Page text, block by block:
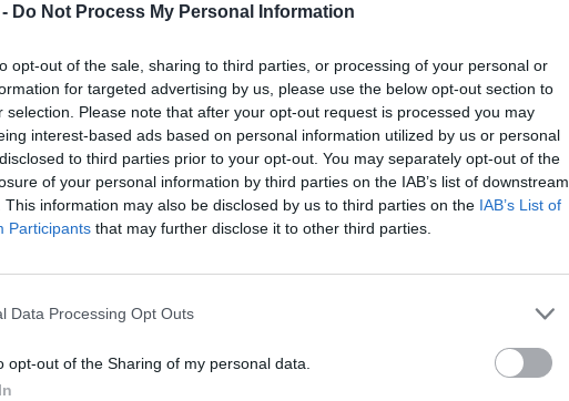
Do Not Process My Personal Information
opt-out of the sale, sharing to third parties, or processing of your personal or
for targeted advertising by us, please use the below opt-out section to
selection. Please note that after your opt-out request is processed you may
interest-based ads based on personal information utilized by us or personal
to third parties prior to your opt-out. You may separately opt-out of the
of your personal information by third parties on the IAB’s list of downstream
This information may also be disclosed by us to third parties on the IAB’s List of
Participants that may further disclose it to other third parties.
Data Processing Opt Outs
opt-out of the Sharing of my personal data.
is nevezett jelenség
is megerősítette.
óriási biomasszájuk és
játszanak a földi bioszféra
szolgáltatások révén az
is, elég csak a beporzásra vagy a
játszott szerepükre gondolni – emelték